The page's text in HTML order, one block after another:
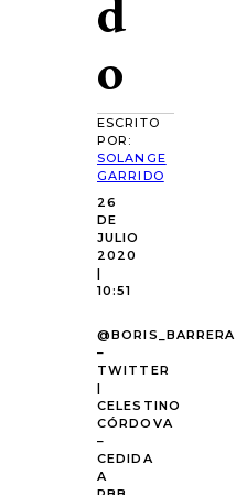
o
ESCRITO
POR:
SOLANGE
GARRIDO
26
DE
JULIO
2020
|
10:51
@BORIS_BARRERA
–
TWITTER
|
CELESTINO
CÓRDOVA
–
CEDIDA
A